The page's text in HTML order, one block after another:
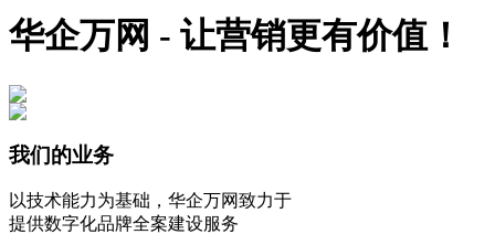
华企万网 - 让营销更有价值！
我们的业务
以技术能力为基础，华企万网致力于
提供数字化品牌全案建设服务